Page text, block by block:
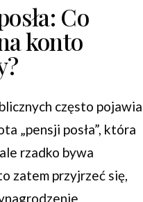
Co
konto
często pojawia
„pensji posła”, która
rzadko bywa
zatem przyjrzeć się,